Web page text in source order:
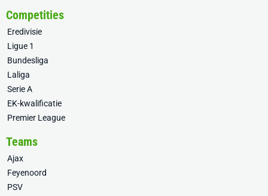
Competities
Eredivisie
Ligue 1
Bundesliga
Laliga
Serie A
EK-kwalificatie
Premier League
Teams
Ajax
Feyenoord
PSV